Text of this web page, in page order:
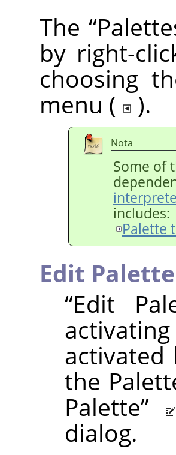
The“
by right-
choosing
menu (
).
Nota
Some of
includes:
Palette
Edit
“Edit
the
Palette”
dialog.